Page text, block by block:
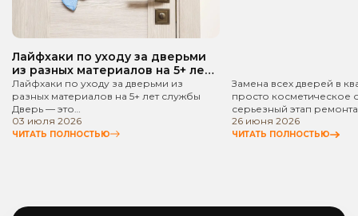
Лайфхаки по уходу за дверьми
из разных материалов на 5+ лет
службы
Лайфхаки по уходу за дверьми из
разных материалов на 5+ лет службы
Дверь — это…
03 июля 2026
ЧИТАТЬ ПОЛНОСТЬЮ
Замена всех дверей в
просто косметическое
серьезный этап
26 июня 2026
ЧИТАТЬ ПОЛНОСТЬЮ